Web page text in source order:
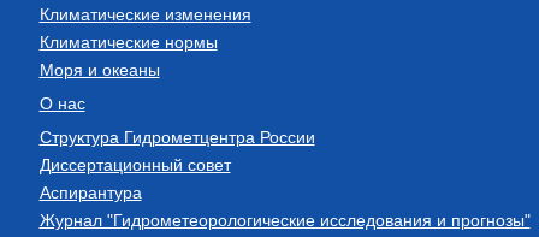
Климатические изменения
Климатические нормы
Моря и океаны
О нас
Структура Гидрометцентра России
Диссертационный совет
Аспирантура
Журнал "Гидрометеорологические исследования и прогнозы"